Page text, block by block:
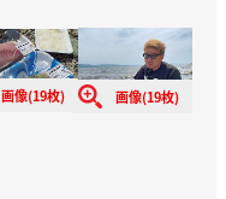
画像(19枚) 画像(19枚)